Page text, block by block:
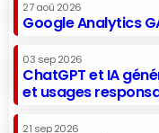
27 aoû 2026
Google Analytics
03 sep 2026
ChatGPT et IA
et usages
21 sep 2026